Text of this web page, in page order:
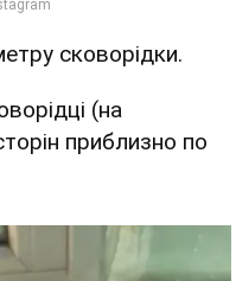
сковорідки.
(на
приблизно по